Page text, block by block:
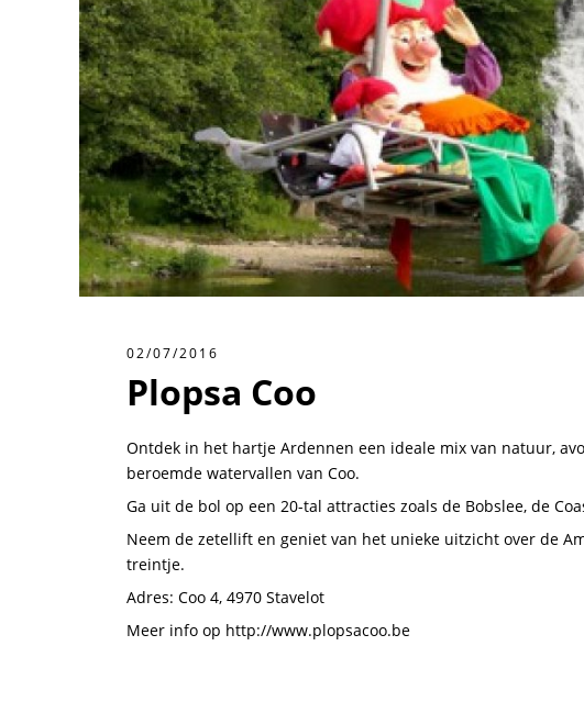
02/07/2016
Plopsa Coo
Ontdek in het hartje Ardennen een ideale mix van natuur,
beroemde watervallen van Coo.
Ga uit de bol op een 20-tal attracties zoals de Bobslee, de
Neem de zetellift en geniet van het unieke uitzicht over de
treintje.
Adres: Coo 4, 4970 Stavelot
Meer info op http://www.plopsacoo.be